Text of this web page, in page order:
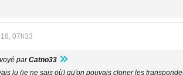
07h33
parCatno33
lu (je ne sais où) qu'on pouvais cloner les